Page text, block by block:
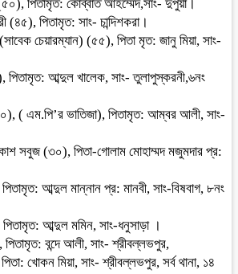
পিতামৃত: কোব্বাত আহম্মেদ,সাং- দুপুয়া।
(৪৫), পিতামৃত: সাং- চান্দিশকরা।
চেয়ারম্যান) (৫৫), পিতা মৃত: জানু মিয়া, সাং-
আব্দুল খালেক, সাং- তুলাপুস্করনী,৬নং
( এম.পি’র ভাতিজা), পিতামৃত: আম্বর আলী, সাং-
সবুজ (৩০), পিতা-গোলাম মোহাম্মদ মজুমদার প্র:
আব্দুল মান্নান প্র: মানবী, সাং-বিষবাগ, ৮নং
আব্দুল মমিন, সাং-ধনুসাড়া ।
বন্দে আলী, সাং- শ্রীবল্লভপুর,
খোকন মিয়া, সাং- শ্রীবল্লভপুর, সর্ব থানা, ১৪